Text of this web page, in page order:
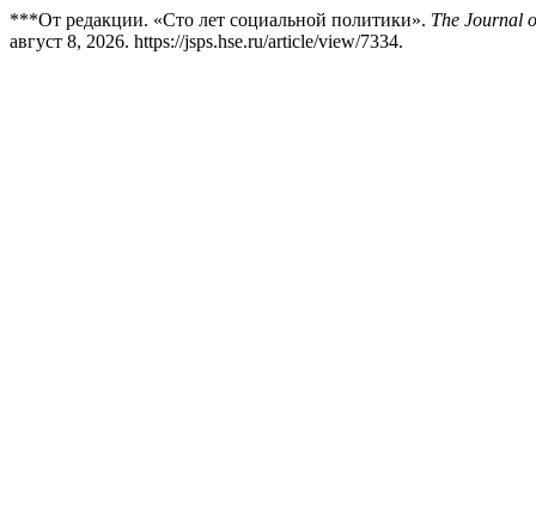
***От редакции. «Сто лет социальной политики». The Journal
август 8, 2026. https://jsps.hse.ru/article/view/7334.